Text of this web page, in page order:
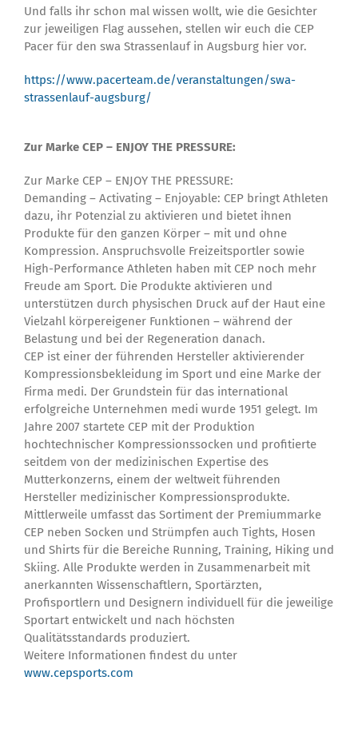
Und falls ihr schon mal wissen wollt, wie die Gesichter
zur jeweiligen Flag aussehen, stellen wir euch die CEP
Pacer für den swa Strassenlauf in Augsburg hier vor.
https://www.pacerteam.de/veranstaltungen/swa-
strassenlauf-augsburg/
Zur Marke CEP – ENJOY THE PRESSURE:
Zur Marke CEP – ENJOY THE PRESSURE:
Demanding – Activating – Enjoyable: CEP bringt Athleten
dazu, ihr Potenzial zu aktivieren und bietet ihnen
Produkte für den ganzen Körper – mit und ohne
Kompression. Anspruchsvolle Freizeitsportler sowie
High-Performance Athleten haben mit CEP noch mehr
Freude am Sport. Die Produkte aktivieren und
unterstützen durch physischen Druck auf der Haut eine
Vielzahl körpereigener Funktionen – während der
Belastung und bei der Regeneration danach.
CEP ist einer der führenden Hersteller aktivierender
Kompressionsbekleidung im Sport und eine Marke der
Firma medi. Der Grundstein für das international
erfolgreiche Unternehmen medi wurde 1951 gelegt. Im
Jahre 2007 startete CEP mit der Produktion
hochtechnischer Kompressionssocken und profitierte
seitdem von der medizinischen Expertise des
Mutterkonzerns, einem der weltweit führenden
Hersteller medizinischer Kompressionsprodukte.
Mittlerweile umfasst das Sortiment der Premiummarke
CEP neben Socken und Strümpfen auch Tights, Hosen
und Shirts für die Bereiche Running, Training, Hiking und
Skiing. Alle Produkte werden in Zusammenarbeit mit
anerkannten Wissenschaftlern, Sportärzten,
Profisportlern und Designern individuell für die jeweilige
Sportart entwickelt und nach höchsten
Qualitätsstandards produziert.
Weitere Informationen findest du unter
www.cepsports.com